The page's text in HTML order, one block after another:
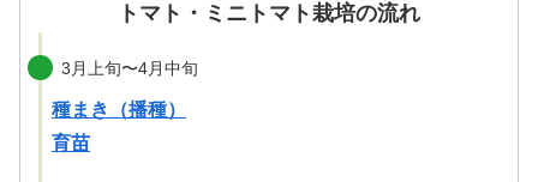
トマト・ミニトマト栽培の流れ
3月上旬〜4月中旬
種まき（播種）
育苗